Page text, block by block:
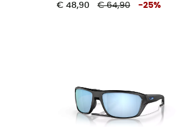
€ 48,90 € 64,90 -25%